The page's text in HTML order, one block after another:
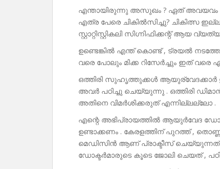
എന്തായിരുന്നു അസുഖം ? ഏത് അവയവം
എത്ര പേരെ ചികിൽസിച്ചു? ചികിത്സ
സ്റ്റാറ്റിസ്റ്റികലി സിഗ്നിഫിക്കന്റ് ആയ
ഉണ്ടെങ്കിൽ എന്ത് കൊണ്ട് , ട്രയൽ
വരെ പോലും മിക്ക റിസേർച്ചും ഇത് വരെ
ഒത്തിരി സുഹൃത്തുക്കൾ ആയുര്വേദക്കാർ
അവർ പഠിച്ചു ചെയ്യുന്നു . ഒത്തിരി
അതിനെ വിമർശിക്കരുത് എന്നില്ലല്ലോ .
എന്റെ അഭിപ്രായത്തിൽ ആയുർവേദ
ഉണ്ടാക്കണം . കേരളത്തിന് പുറത്ത് ,
മെഡിസിൻ ആണ് പ്രാക്ടീസ്
ഡോക്ടർമാരുടെ കൂടെ ജോലി ചെയത് ,